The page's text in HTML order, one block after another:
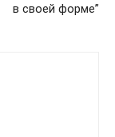
в своей форме”